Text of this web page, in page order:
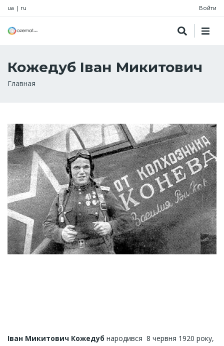
ua | ru Войти
Кожедуб Іван Микитович
Строка
Главная
Іван Микитович Кожедуб народився 8 червня 1920 року,